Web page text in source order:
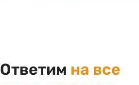
Ответим на все